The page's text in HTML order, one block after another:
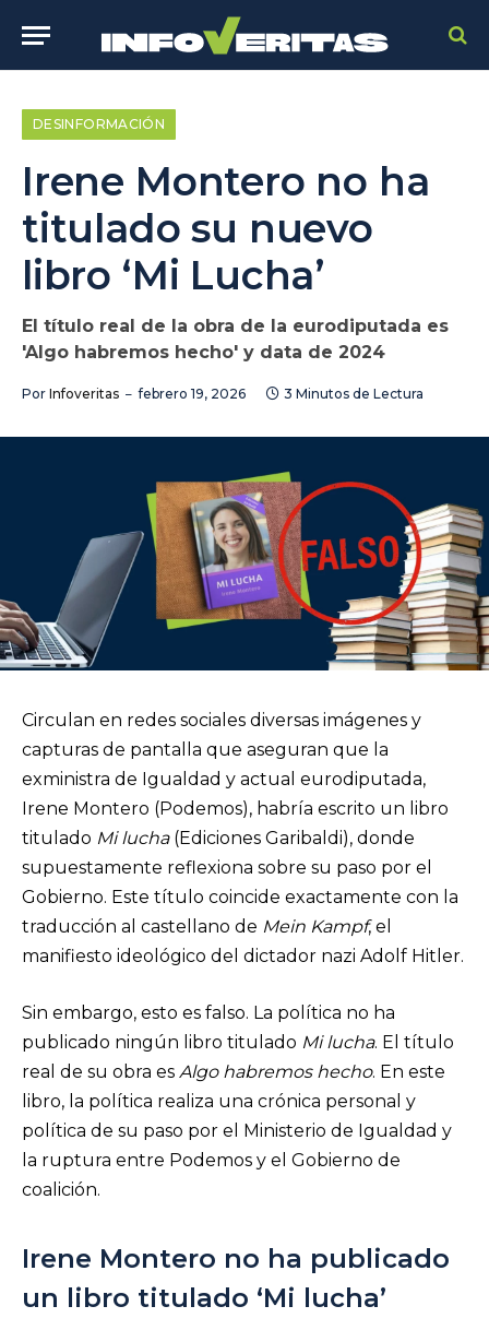
DESINFORMACIÓN
Irene Montero no ha
titulado su nuevo
libro ‘Mi Lucha’
El título real de la obra de la eurodiputada es
'Algo habremos hecho' y data de 2024
Por Infoveritas febrero 19, 2026 3 Minutos de Lectura
Circulan en redes sociales diversas imágenes y
capturas de pantalla que aseguran que la
exministra de Igualdad y actual eurodiputada,
Irene Montero (Podemos), habría escrito un libro
titulado Mi lucha(Ediciones Garibaldi), donde
supuestamente reflexiona sobre su paso por el
Gobierno. Este título coincide exactamente con la
traducción al castellano de Mein Kampf, el
manifiesto ideológico del dictador nazi Adolf Hitler.
Sin embargo, esto es falso. La política no ha
publicado ningún libro titulado Mi lucha. El título
real de su obra es Algo habremos hecho. En este
libro, la política realiza una crónica personal y
política de su paso por el Ministerio de Igualdad y
la ruptura entre Podemos y el Gobierno de
coalición.
Irene Montero no ha publicado
un libro titulado ‘Mi lucha’